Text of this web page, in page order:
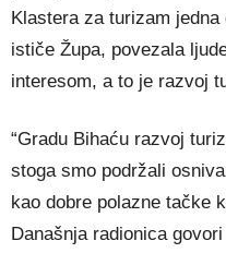
Klastera za turizam
ističe Župa, povezala
interesom, a to je razvoj
“Gradu Bihaću razvoj
stoga smo podržali
kao dobre polazne tačke
Današnja radionica